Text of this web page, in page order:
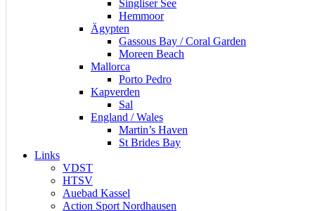
Singliser See
Hemmoor
Ägypten
Gassous Bay / Coral Garden
Moreen Beach
Mallorca
Porto Pedro
Kapverden
Sal
England / Wales
Martin’s Haven
St Brides Bay
Links
VDST
HTSV
Auebad Kassel
Action Sport Nordhausen